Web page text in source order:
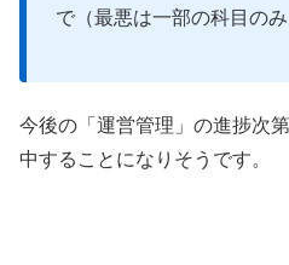
で（最悪は一部の科目のみ
今後の「運営管理」の進捗次
中することになりそうです。